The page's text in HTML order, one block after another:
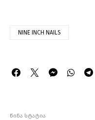
NINE INCH NAILS
წინა სტატია